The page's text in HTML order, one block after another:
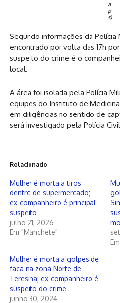
a
p
s)
Segundo informações da
encontrado por volta das 17h
suspeito do crime é o
local.
A área foi isolada pela Polícia
equipes do Instituto de
em diligências no sentido de
será investigado pela Polícia
Relacionado
Mulher é morta a tiros
dentro de supermercado;
ex-companheiro é principal
suspeito
julho 21, 2026
Em "Manchete"
Mulher é morta a golpes de
faca na zona Norte de
Teresina; ex-companheiro é
suspeito do crime
junho 30, 2024